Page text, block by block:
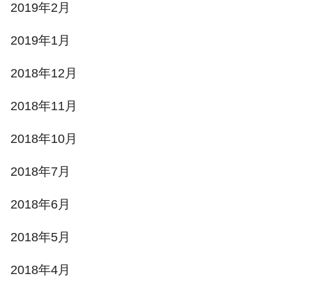
2019年2月
2019年1月
2018年12月
2018年11月
2018年10月
2018年7月
2018年6月
2018年5月
2018年4月